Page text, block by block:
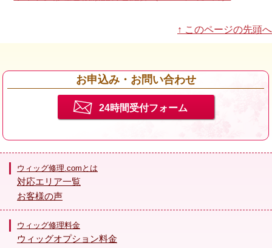
↑ このページの先頭へ
お申込み・お問い合わせ
24時間受付フォーム
ウィッグ修理.comとは
対応エリア一覧
お客様の声
ウィッグ修理料金
ウィッグオプション料金